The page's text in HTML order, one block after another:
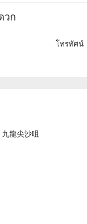
วก
โทรทัศน์
龍尖沙咀